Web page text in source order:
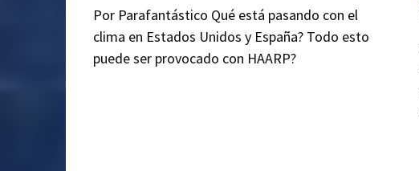
Por Parafantástico Qué está pasando con el
clima en Estados Unidos y España? Todo esto
puede ser provocado con HAARP?